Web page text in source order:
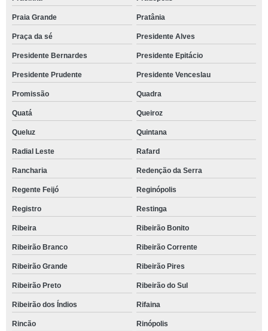
Praia Grande Pratânia
Praça da sé Presidente Alves
Presidente Bernardes Presidente Epitácio
Presidente Prudente Presidente Venceslau
Promissão Quadra
Quatá Queiroz
Queluz Quintana
Radial Leste Rafard
Rancharia Redenção da Serra
Regente Feijó Reginópolis
Registro Restinga
Ribeira Ribeirão Bonito
Ribeirão Branco Ribeirão Corrente
Ribeirão Grande Ribeirão Pires
Ribeirão Preto Ribeirão do Sul
Ribeirão dos Índios Rifaina
Rincão Rinópolis